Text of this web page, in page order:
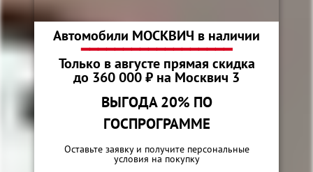
Автомобили МОСКВИЧ в наличии
━━━━━━━━━━━━━━━━━━
Только в августе прямая скидка
до 360 000 ₽ на Москвич 3
ВЫГОДА 20% ПО
ГОСПРОГРАММЕ
Оставьте заявку и получите персональные
условия на покупку